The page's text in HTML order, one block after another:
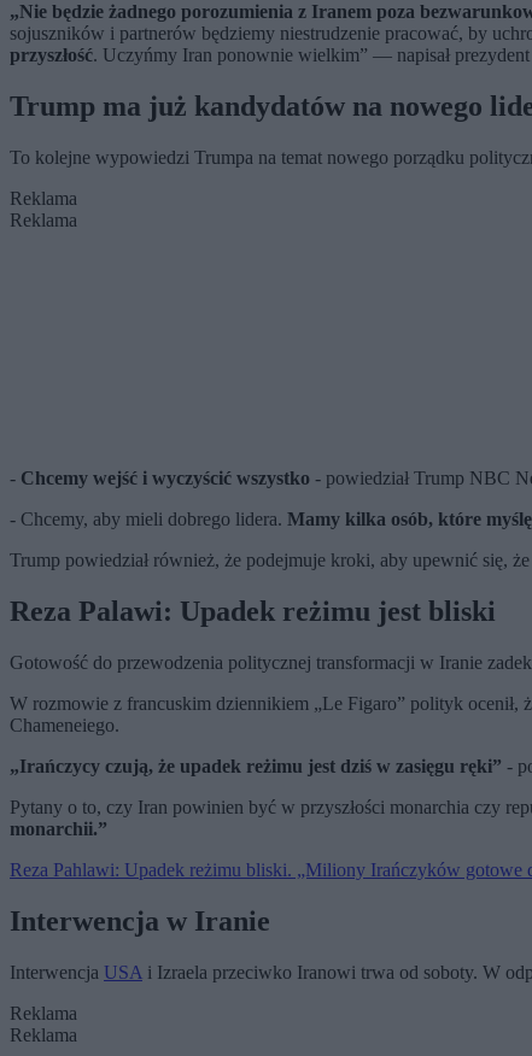
„Nie będzie żadnego porozumienia z Iranem poza
sojuszników i partnerów będziemy niestrudzenie pracować, by
przyszłość. Uczyńmy Iran ponownie wielkim” — napisał
Trump ma już kandydatów na nowego
To kolejne wypowiedzi Trumpa na temat nowego porządku
Reklama
Reklama
- Chcemy wejść i wyczyścić wszystko - powiedział Trump NBC
- Chcemy, aby mieli dobrego lidera. Mamy kilka osób, które
Trump powiedział również, że podejmuje kroki, aby upewnić się,
Reza Palawi: Upadek reżimu jest bliski
Gotowość do przewodzenia politycznej transformacji w Iranie
W rozmowie z francuskim dziennikiem „Le Figaro” polityk ocenił,
Chameneiego.
„Irańczycy czują, że upadek reżimu jest dziś w zasięgu ręki” -
Pytany o to, czy Iran powinien być w przyszłości monarchia czy
monarchii.”
Reza Pahlawi: Upadek reżimu bliski. „Miliony Irańczyków gotowe
Interwencja w Iranie
Interwencja USA i Izraela przeciwko Iranowi trwa od soboty. W
Reklama
Reklama